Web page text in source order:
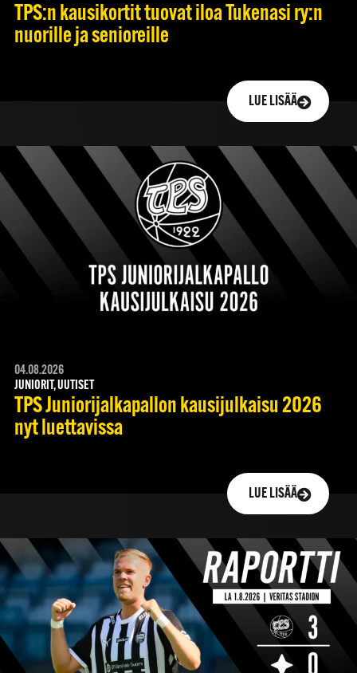
TPS:n kausikortit tuovat iloa Tukenasi ry:n
nuorille ja senioreille
LUE LISÄÄ
04.08.2026
JUNIORIT, UUTISET
TPS Juniorijalkapallon kausijulkaisu 2026
nyt luettavissa
LUE LISÄÄ